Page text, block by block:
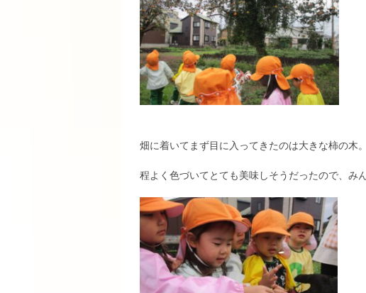
畑に着いてまず目に入ってきたのは大きな柿の木。
程よく色づいてとても美味しそうだったので、み